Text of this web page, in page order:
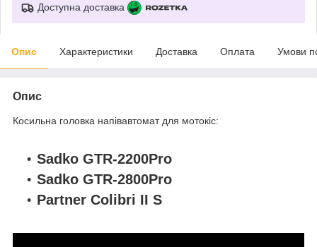
Доступна доставка
Опис Характеристики Доставка Оплата Умови
Опис
Косильна головка напівавтомат для мотокіс:
Sadko GTR-2200Pro
Sadko GTR-2800Pro
Partner Colibri II S